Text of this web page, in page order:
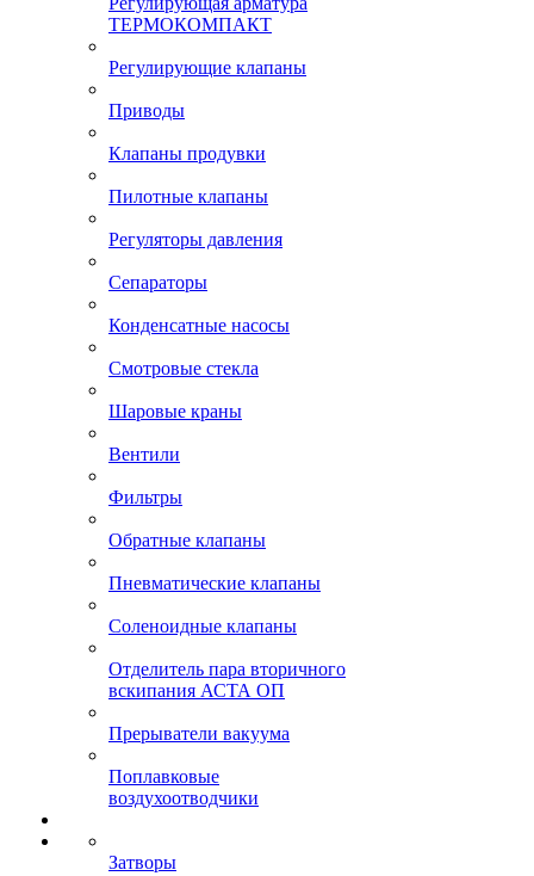
ТЕРМОКОМПАКТ
Регулирующие клапаны
Приводы
Клапаны продувки
Пилотные клапаны
Регуляторы давления
Сепараторы
Конденсатные насосы
Смотровые стекла
Шаровые краны
Вентили
Фильтры
Обратные клапаны
Пневматические клапаны
Соленоидные клапаны
Отделитель пара вторичного
вскипания АСТА ОП
Прерыватели вакуума
Поплавковые
воздухоотводчики
Затворы